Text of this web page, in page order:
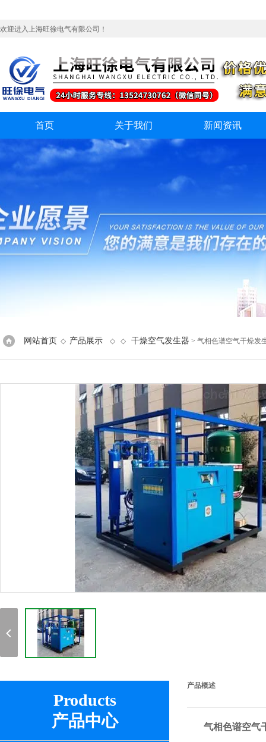
欢迎进入上海旺徐电气有限公司！
首页 关于我们 新闻资讯
网站首页 ◇ 产品展示 ◇ ◇ 干燥空气发生器 > 气相色谱空气干燥发
Products
产品中心
产品概述
气相色谱空气